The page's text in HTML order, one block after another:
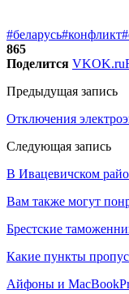
#беларусь#конфликт
865
Поделится VKOK.ru
Предыдущая запись
Отключения
Следующая запись
В Ивацевичском
Вам также могут
Брестские
Какие пункты
Айфоны и